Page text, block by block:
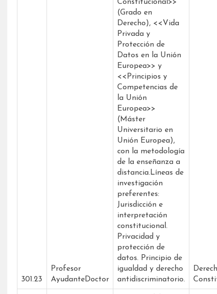
301.23
Profesor
AyudanteDoctor
Constitucional>>
(Grado en
Derecho), <<Vida
Privada y
Protección de
Datos en la Unión
Europea>> y
<<Principios y
Competencias de
la Unión
Europea>>
(Máster
Universitario en
Unión Europea),
con la metodología
de la enseñanza a
distancia.Líneas de
investigación
preferentes:
Jurisdicción e
interpretación
constitucional.
Privacidad y
protección de
datos. Principio de
igualdad y derecho
antidiscriminatorio.